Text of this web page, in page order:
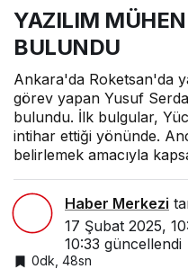
YAZILIM
BULUNDU
Ankara'da Roketsan'da
görev yapan Yusuf
bulundu. İlk bulgular,
intihar ettiği yönünde.
belirlemek amacıyla
Haber Merkezi
17 Şubat 2025,
10:33 güncellendi
0dk, 48sn